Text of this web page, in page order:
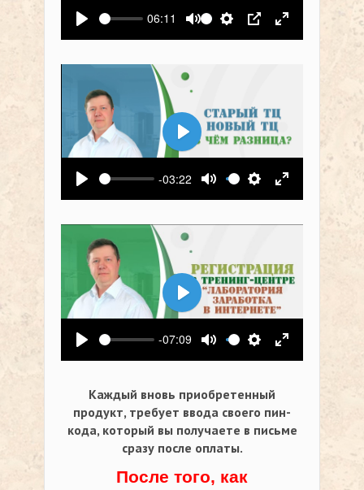
Воспроизвести
06:11
Выключить звук
Настройки
PIP На весь
Воспроизвести
-03:22
Выключить звук
Настройки
На весь
Воспроизвести
Воспроизвести
-07:09
Выключить звук
Настройки
На весь
Воспроизвести
Каждый вновь приобретенный
продукт, требует ввода своего пин-
кода, который вы получаете в письме
сразу после оплаты.
После того, как